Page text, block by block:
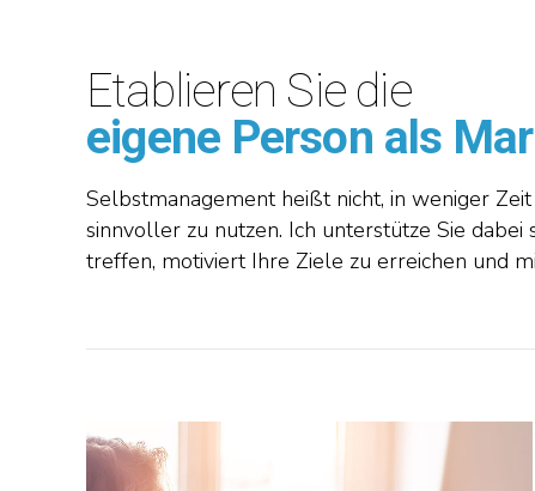
Etablieren Sie die
eigene Person als
Selbstmanagement heißt nicht, in weniger
sinnvoller zu nutzen. Ich unterstütze Sie dabei
treffen, motiviert Ihre Ziele zu erreichen und